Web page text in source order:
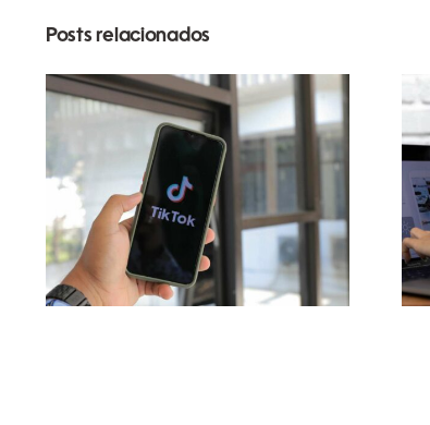
Posts relacionados
Maximizando o
Alcance:
Ferramentas Eficazes
de Postagem
Multiplataforma para
2024